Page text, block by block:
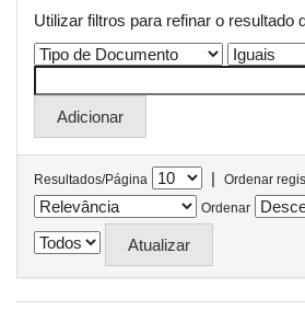
Utilizar filtros para refinar o resultado
Resultados/Página |
Ordenar
Ordenar